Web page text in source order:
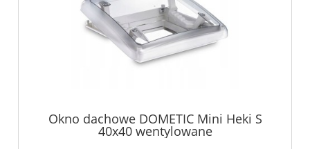
Okno dachowe DOMETIC Mini Heki S
40x40 wentylowane